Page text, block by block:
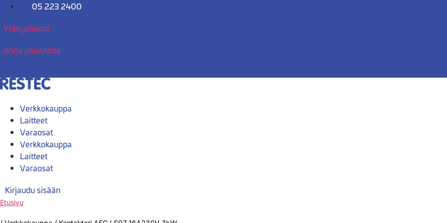
Mene
05 223 2400
Yhteystiedot
Anna palautetta
Verkkokauppa
Laitteet
Varaosat
Verkkokauppa
Laitteet
Varaosat
Kirjaudu sisään
Etusivu